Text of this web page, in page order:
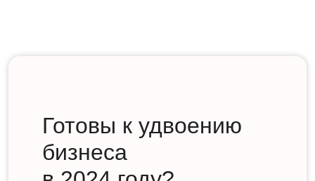
Готовы к удвоению
бизнеса